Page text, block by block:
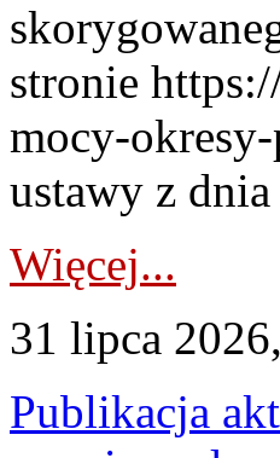
stronie
mocy-
ustawy z
Więcej...
31 lipca
Publikacja